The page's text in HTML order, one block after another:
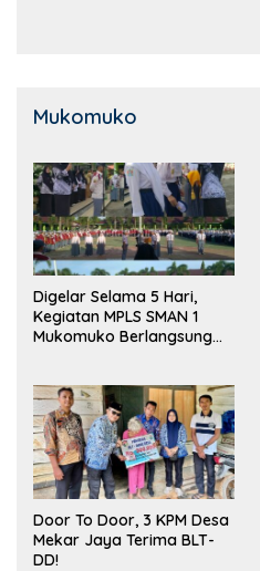
Mukomuko
Digelar Selama 5 Hari,
Kegiatan MPLS SMAN 1
Mukomuko Berlangsung
Door To Door, 3 KPM Desa
Mekar Jaya Terima BLT-
DD!